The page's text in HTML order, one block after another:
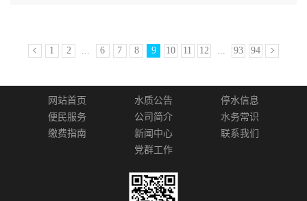
1 2 6 7 8 9 10 11 12 93 94
网站首页 水质公告
停水信息
便民服务
公司简介
水务常识
缴费指南
新闻中心
联系我们
党群工作